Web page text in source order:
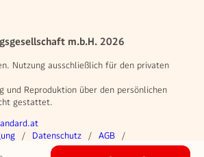
m.b.H. 2026
Nutzung ausschließlich für den privaten
und Reproduktion über den persönlichen
gestattet.
Datenschutz
AGB